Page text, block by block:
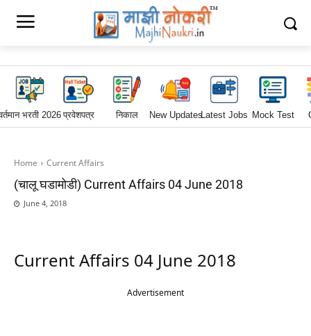
भरती 2026प्रवेशपत्र निकाल New UpdatesLatest Jobs Mock Test
Home Current Affairs
(चालू घडामोडी) Current Affairs 04 June 2018
June 4, 2018
Current Affairs 04 June 2018
Advertisement